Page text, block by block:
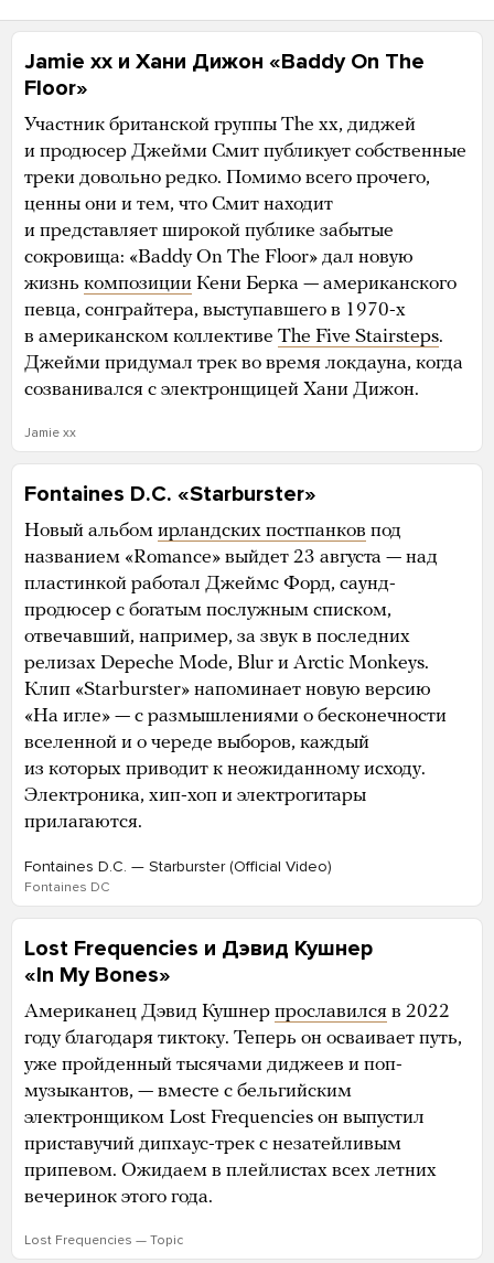
Jamie xx и Хани Дижон «Baddy On The
Floor»
Участник британской группы The xx, диджей
и продюсер Джейми Смит публикует собственные
треки довольно редко. Помимо всего прочего,
ценны они и тем, что Смит находит
и представляет широкой публике забытые
сокровища: «Baddy On The Floor» дал новую
жизнь композиции Кени Берка — американского
певца, сонграйтера, выступавшего в 1970-х
в американском коллективе The Five Stairsteps.
Джейми придумал трек во время локдауна, когда
созванивался с электронщицей Хани Дижон.
Jamie xx
Fontaines D.C. «Starburster»
Новый альбом ирландских постпанков под
названием «Romance» выйдет 23 августа — над
пластинкой работал Джеймс Форд, саунд-
продюсер с богатым послужным списком,
отвечавший, например, за звук в последних
релизах Depeche Mode, Blur и Arctic Monkeys.
Клип «Starburster» напоминает новую версию
«На игле» — с размышлениями о бесконечности
вселенной и о череде выборов, каждый
из которых приводит к неожиданному исходу.
Электроника, хип-хоп и электрогитары
прилагаются.
Fontaines D.C. — Starburster (Official Video)
Fontaines DC
Lost Frequencies и Дэвид Кушнер
«In My Bones»
Американец Дэвид Кушнер прославился в 2022
году благодаря тиктоку. Теперь он осваивает путь,
уже пройденный тысячами диджеев и поп-
музыкантов, — вместе с бельгийским
электронщиком Lost Frequencies он выпустил
приставучий дипхаус-трек с незатейливым
припевом. Ожидаем в плейлистах всех летних
вечеринок этого года.
Lost Frequencies — Topic